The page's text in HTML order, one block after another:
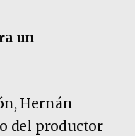
un
Hernán
del productor